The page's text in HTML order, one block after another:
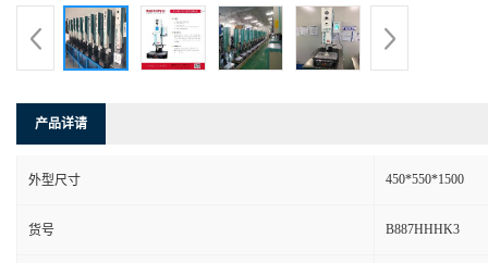
产品详请
外型尺寸 450*550*1500
货号 B887HHHK3